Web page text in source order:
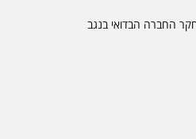
החברה הבדואי בנגב